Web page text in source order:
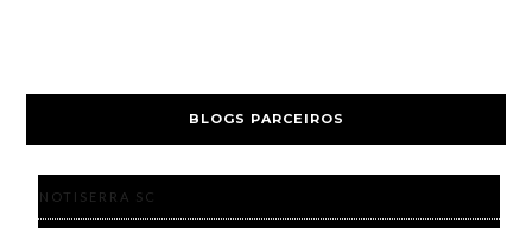
BLOGS PARCEIROS
NOTISERRA SC